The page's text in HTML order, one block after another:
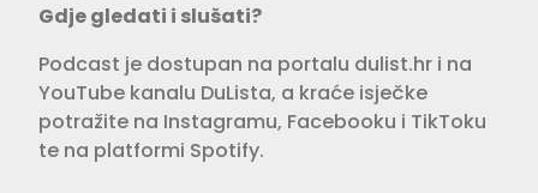
Gdje gledati i slušati?
Podcast je dostupan na portalu dulist.hr i na
YouTube kanalu DuLista, a kraće isječke
potražite na Instagramu, Facebooku i TikToku
te na platformi Spotify.